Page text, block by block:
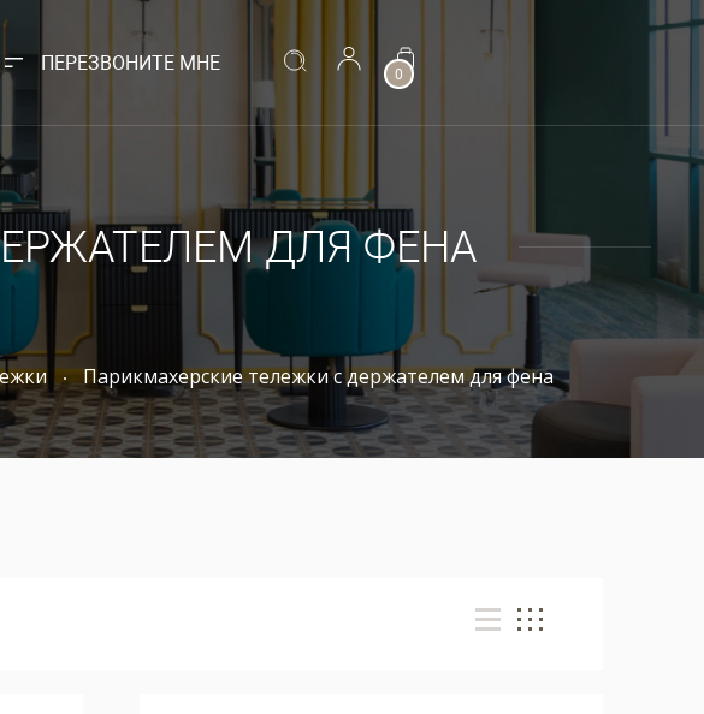
ПЕРЕЗВОНИТЕ МНЕ 0
ДЛЯ ФЕНА
Парикмахерские тележки с держателем для фена